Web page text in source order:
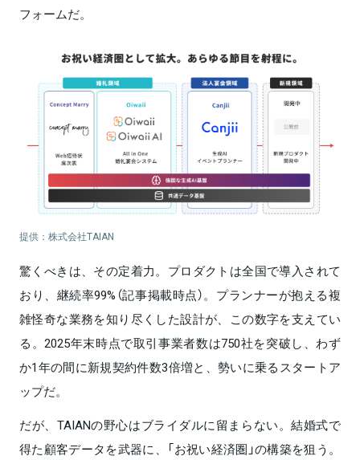
フォームだ。
提供：株式会社TAIAN
驚くべきは、その定着力。プロダクトは全国で導入されて
おり、継続率99%（記事掲載時点）。プランナーが抱える複
雑怪奇な業務を知り尽くした設計が、この数字を支えてい
る。2025年末時点で取引事業者数は750社を突破し、わず
か1年の間に新規契約件数3倍増と、勢いに乗るスタートア
ップだ。
だが、TAIANの野心はブライダルに留まらない。結婚式で
得た顧客データを武器に、「お祝い経済圏」の構築を狙う。